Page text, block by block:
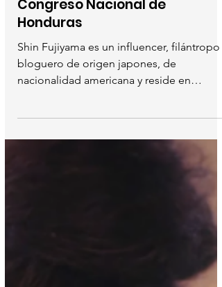
Shin Fujiyama recibe
máximo galardón en el
Congreso Nacional de
Honduras
Shin Fujiyama es un influencer, filántropo y
nacionalidad americana y reside en
Honduras. Hace unos años...